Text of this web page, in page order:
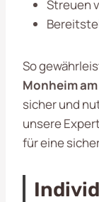
Streuen
So
Monheim
sicher und
unsere
für eine